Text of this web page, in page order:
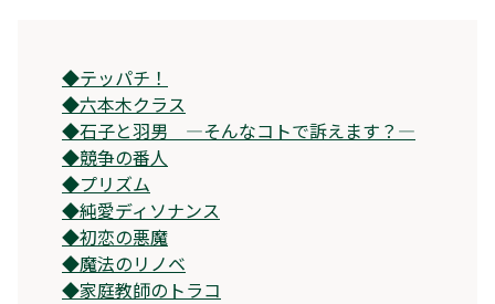
◆テッパチ！
◆六本木クラス
◆石子と羽男 ―そんなコトで訴えます？―
◆競争の番人
◆プリズム
◆純愛ディソナンス
◆初恋の悪魔
◆魔法のリノベ
◆家庭教師のトラコ